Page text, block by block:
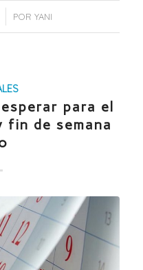
POR YANI
para el
de semana